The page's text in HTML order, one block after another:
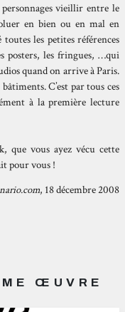
vieillir entre le
en bien ou en mal en
les petites références
posters, les fringues, …qui
quand on arrive à Paris.
C’est par tous ces
à la première lecture
que vous ayez vécu cette
pour vous !
, 18 décembre 2008
ŒUVRE